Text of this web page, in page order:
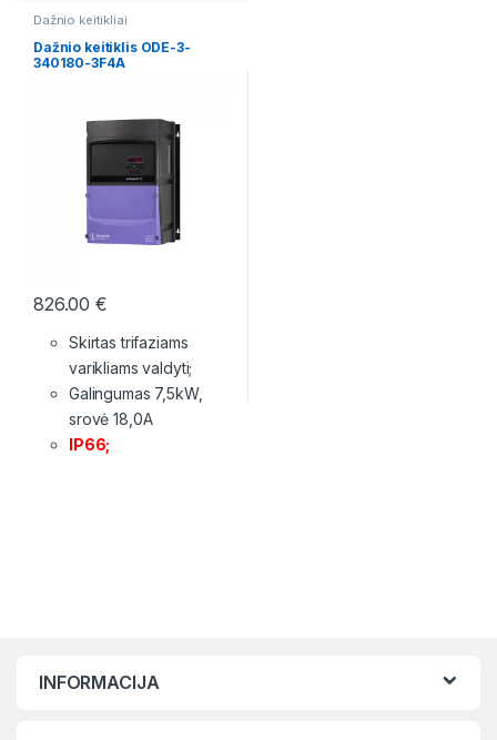
Dažnio keitikliai
Dažnio keitiklis ODE-3-
340180-3F4A
826.00€
Skirtas trifaziams
varikliams valdyti;
Galingumas 7,5kW,
srovė 18,0A
IP66;
INFORMACIJA